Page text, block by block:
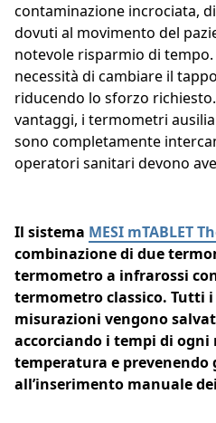
contaminazione incrociata,
dovuti al movimento del
notevole risparmio di
necessità di cambiare il
riducendo lo sforzo
vantaggi, i termometri
sono completamente
operatori sanitari devono
Il sistema MESI mTABLET
combinazione di due
termometro a infrarossi
termometro classico. Tutti
misurazioni vengono
accorciando i tempi di ogni
temperatura e prevenendo
all’inserimento manuale